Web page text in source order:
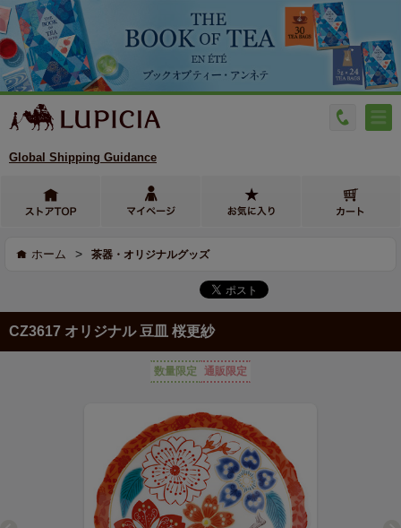
Global Shipping Guidance
ホーム > 茶器・オリジナルグッズ
CZ3617 オリジナル 豆皿 桜更紗
数量限定 通販限定